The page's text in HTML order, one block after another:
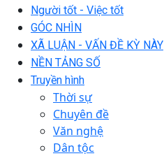
Người tốt - Việc tốt
GÓC NHÌN
XÃ LUẬN - VẤN ĐỀ KỲ NÀY
NỀN TẢNG SỐ
Truyền hình
Thời sự
Chuyên đề
Văn nghệ
Dân tộc